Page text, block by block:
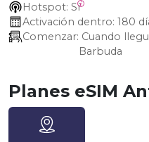
Hotspot: Sí
Activación dentro: 180
Comenzar:
Barbuda
Planes eSIM